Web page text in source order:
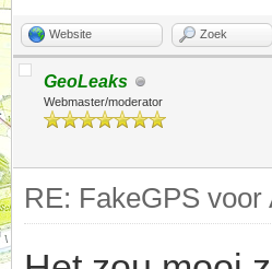
Website Zoek
GeoLeaks
Webmaster/moderator
RE: FakeGPS